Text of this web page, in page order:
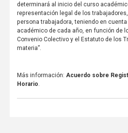
determinará al inicio del curso
representación legal de los
persona trabajadora, teniendo en
académico de cada año, en función de
Convenio Colectivo y el Estatuto de los
materia”.
Más información: Acuerdo sobre
Horario.